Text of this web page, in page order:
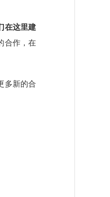
在这里建
合作，在
多新的合